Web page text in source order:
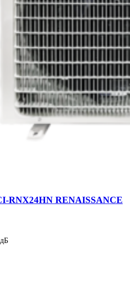
RNX24HN RENAISSANCE